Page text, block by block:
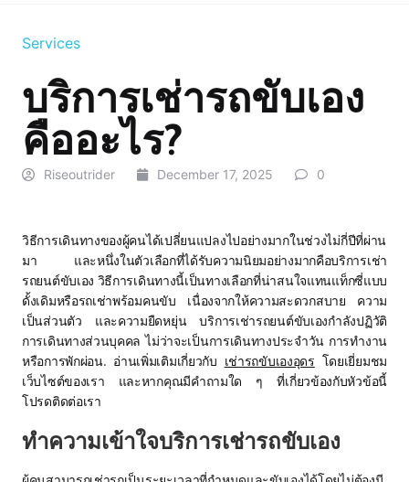
Services
บริการเช่ารถขับเอง
คืออะไร?
Riseoutrider December 17, 2025 0
วิธีการเดินทางของผู้คนได้เปลี่ยนแปลงไปอย่างมากในช่วงไม่กี่ปีที่ผ่าน
มา และหนึ่งในตัวเลือกที่ได้รับความนิยมอย่างมากคือบริการเช่า
รถยนต์ขับเอง วิธีการเดินทางนี้เป็นทางเลือกที่น่าสนใจแทนแท็กซี่แบบ
ดั้งเดิมหรือรถเช่าพร้อมคนขับ เนื่องจากให้ความสะดวกสบาย ความ
เป็นส่วนตัว และความยืดหยุ่น บริการเช่ารถยนต์ขับเองกำลังปฏิวัติ
การเดินทางส่วนบุคคล ไม่ว่าจะเป็นการเดินทางประจำวัน การทำงาน
หรือการพักผ่อน. อ่านเพิ่มเติมเกี่ยวกับ เช่ารถขับเองอุดร โดยเยี่ยมชม
เว็บไซต์ของเรา และหากคุณมีคำถามใด ๆ ที่เกี่ยวข้องกับหัวข้อนี้
โปรดติดต่อเรา
ทำความเข้าใจบริการเช่ารถขับเอง